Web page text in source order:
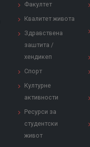
Факултет
Квалитет живота
Здравствена
заштита /
хендикеп
Спорт
Културне
активности
Ресурси за
студентски
живот